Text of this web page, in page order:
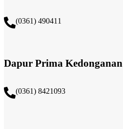
(0361) 490411​
Dapur Prima Kedonganan
(0361) 8421093